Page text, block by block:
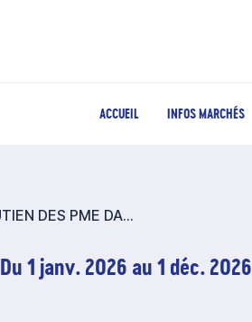
ACCUEIL INFOS MARCHÉS
SOUTIEN DES PME DANS LEUR RECHERCHE DE FINANCEMENTS INTERNATIONAUX
Du 1 janv. 2026 au 1 déc. 2026